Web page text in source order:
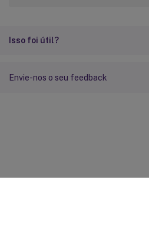
Isso foi útil?
Envie-nos o seu feedback